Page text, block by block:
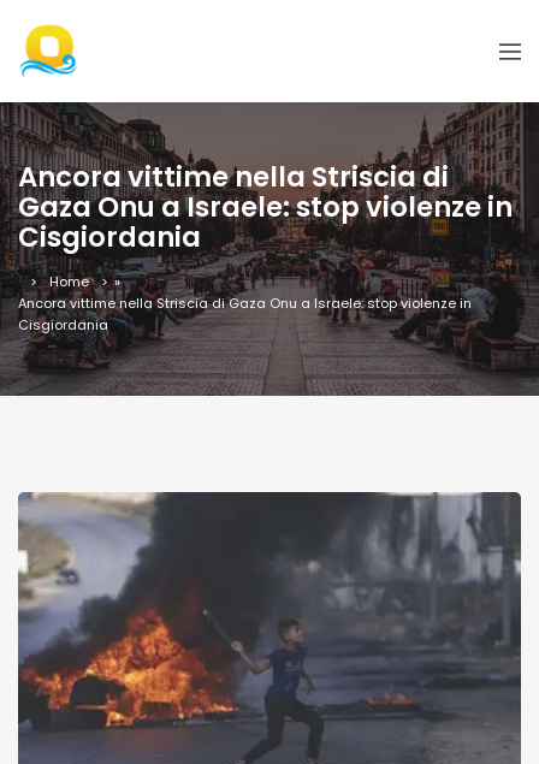
Ancora vittime nella Striscia di
Gaza Onu a Israele: stop violenze in
Cisgiordania
Home
»
Ancora vittime nella Striscia di Gaza Onu a Israele: stop violenze in
Cisgiordania